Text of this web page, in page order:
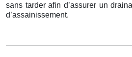
sans tarder afin d’assurer un
d’assainissement.